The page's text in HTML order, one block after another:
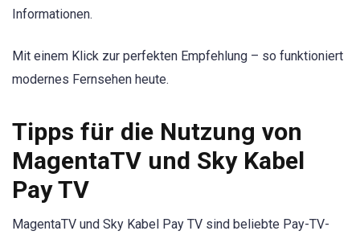
Informationen.
Mit einem Klick zur perfekten Empfehlung – so funktioniert
modernes Fernsehen heute.
Tipps für die Nutzung von
MagentaTV und Sky Kabel
Pay TV
MagentaTV und Sky Kabel Pay TV sind beliebte Pay-TV-